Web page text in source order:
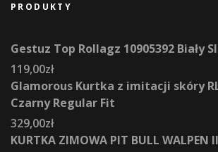
PRODUKTY
Gestuz Top Rollagz 10905392 Biały
119,00zł
Glamorous Kurtka z imitacji skóry
Czarny Regular Fit
329,00zł
KURTKA ZIMOWA PIT BULL WALPEN